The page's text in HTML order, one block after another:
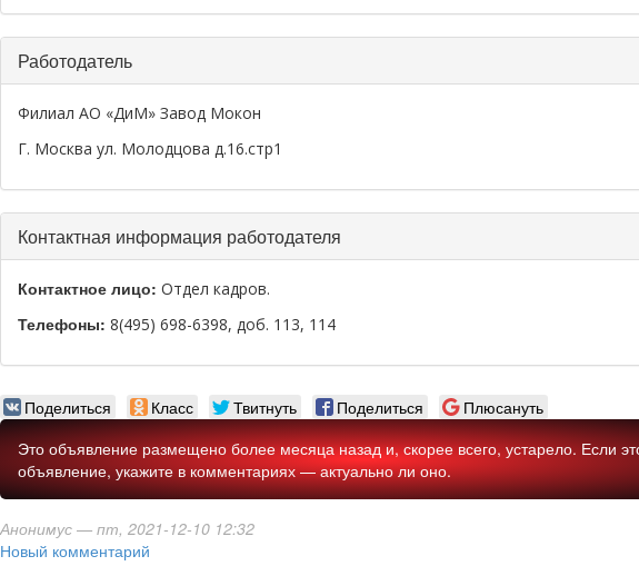
Скрыть
Работодатель
Филиал АО «ДиМ» Завод Мокон
Г. Москва ул. Молодцова д.16.стр1
Скрыть
Контактная информация работодателя
Контактное лицо: Отдел кадров.
Телефоны: 8(495) 698-6398, доб. 113, 114
Поделиться Класс Твитнуть Поделиться
Плюсануть
Это объявление размещено более месяца назад и, скорее всего, устарело. Если
объявление, укажите в комментариях — актуально ли оно.
Анонимус — пт, 2021-12-10 12:32
Новый комментарий